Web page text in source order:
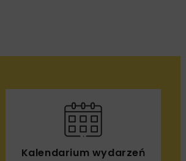
Kalendarium wydarzeń